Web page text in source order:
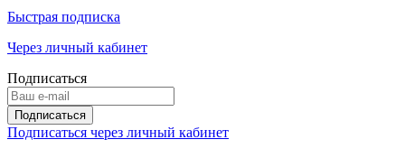
Быстрая подписка
Через личный кабинет
Подписаться
Подписаться через личный кабинет